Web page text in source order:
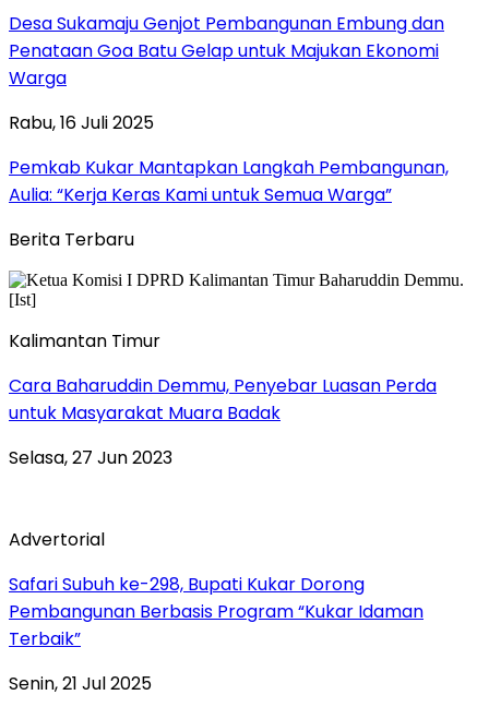
Desa Sukamaju Genjot Pembangunan Embung dan
Penataan Goa Batu Gelap untuk Majukan Ekonomi
Warga
Rabu, 16 Juli 2025
Pemkab Kukar Mantapkan Langkah Pembangunan,
Aulia: “Kerja Keras Kami untuk Semua Warga”
Berita Terbaru
Kalimantan Timur
Cara Baharuddin Demmu, Penyebar Luasan Perda
untuk Masyarakat Muara Badak
Selasa, 27 Jun 2023
Advertorial
Safari Subuh ke-298, Bupati Kukar Dorong
Pembangunan Berbasis Program “Kukar Idaman
Terbaik”
Senin, 21 Jul 2025